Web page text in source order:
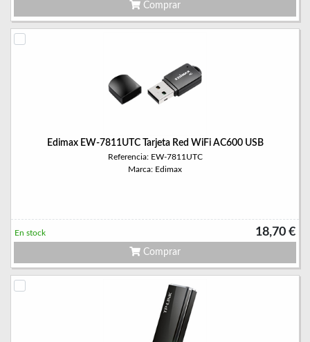
Comprar
Edimax EW-7811UTC Tarjeta Red WiFi AC600 USB
Referencia: EW-7811UTC
Marca: Edimax
18,70 €
En stock
Comprar